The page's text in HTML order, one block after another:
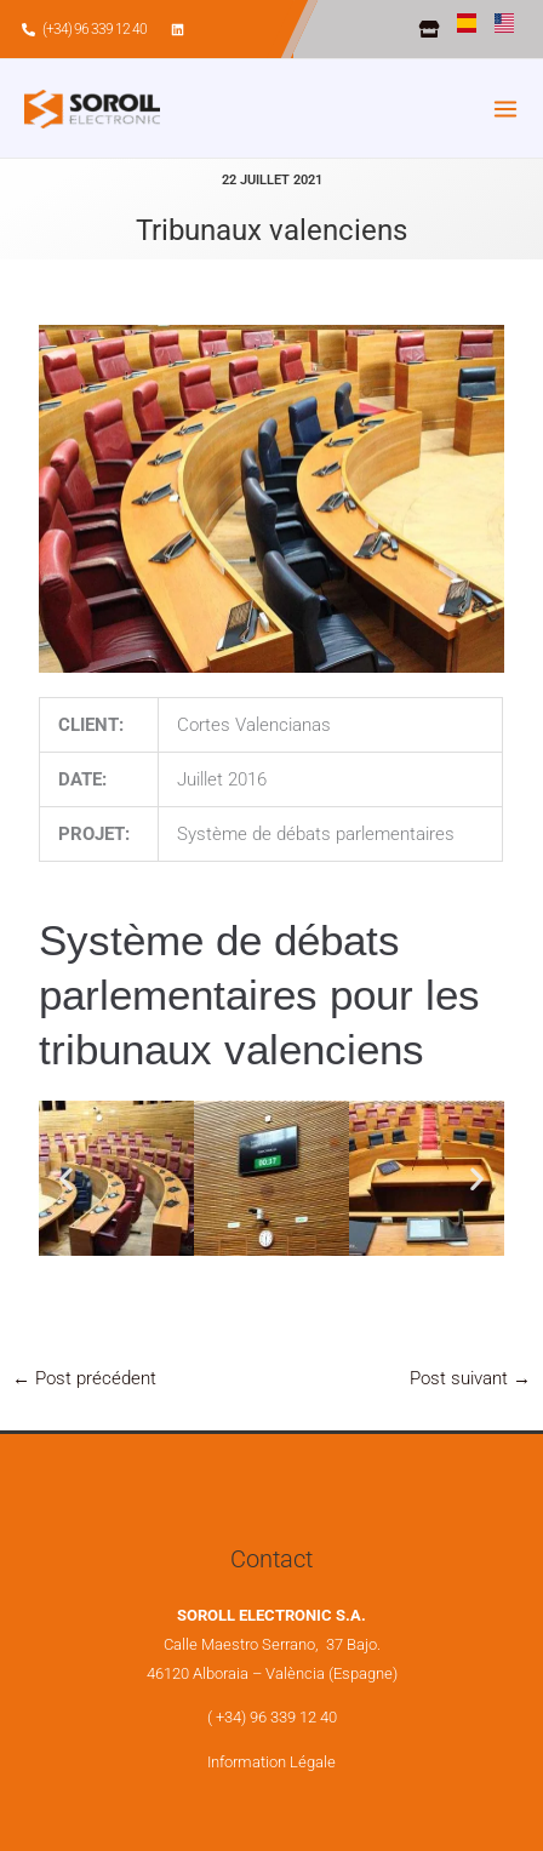
(+34) 96 339 12 40
22 JUILLET 2021
Tribunaux valenciens
CLIENT: Cortes Valencianas
DATE: Juillet 2016
PROJET: Système de débats parlementaires
Système de débats
parlementaires pour les
tribunaux valenciens
← Post précédent Post suivant →
Contact
SOROLL ELECTRONIC S.A.
Calle Maestro Serrano, 37 Bajo.
46120 Alboraia – València (Espagne)
( +34) 96 339 12 40
Information Légale